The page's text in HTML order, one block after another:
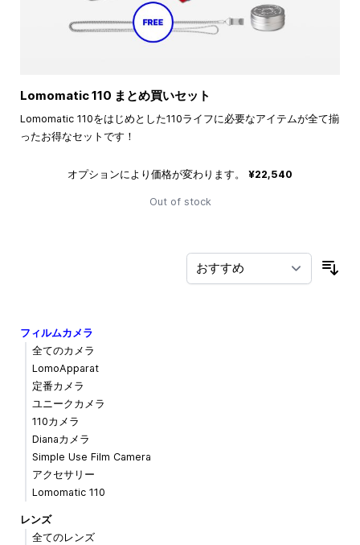
Lomomatic 110 まとめ買いセット
Lomomatic 110をはじめとした110ライフに必要なアイテムが全て揃
ったお得なセットです！
オプションにより価格が変わります。 ¥22,540
Out of stock
フィルムカメラ
全てのカメラ
LomoApparat
定番カメラ
ユニークカメラ
110カメラ
Dianaカメラ
Simple Use Film Camera
アクセサリー
Lomomatic 110
レンズ
全てのレンズ